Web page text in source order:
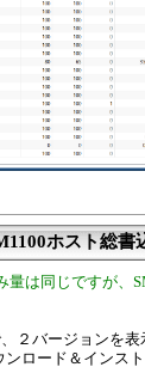
ホスト総書
量は同じですが、
２バージョンを表
ンロード＆インス